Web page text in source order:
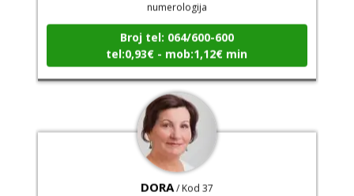
Broj tel: 064/600-600
tel:0,93€ - mob:1,12€ min
DORA/ Kod 37